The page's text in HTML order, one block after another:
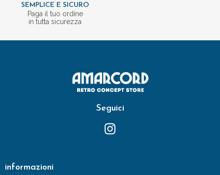
SEMPLICE E SICURO
Paga il tuo ordine
in tutta sicurezza
Seguici
informazioni